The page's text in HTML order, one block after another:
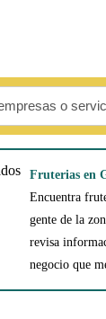
o
Fruterias en
Encuentra
gente de la
revisa
negocio que